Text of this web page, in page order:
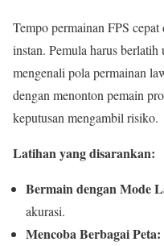
Tempo permainan FPS
instan. Pemula harus
mengenali pola permainan
dengan menonton pemain
keputusan mengambil risiko.
Latihan yang disarankan:
Bermain dengan Mode
akurasi.
Mencoba Berbagai Peta: